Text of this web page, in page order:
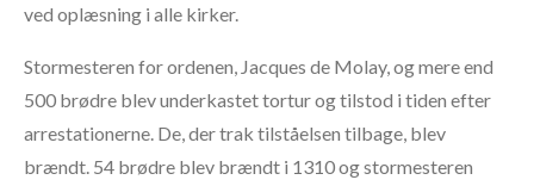
ved oplæsning i alle kirker.
Stormesteren for ordenen, Jacques de Molay, og mere end
500 brødre blev underkastet tortur og tilstod i tiden efter
arrestationerne. De, der trak tilståelsen tilbage, blev
brændt. 54 brødre blev brændt i 1310 og stormesteren